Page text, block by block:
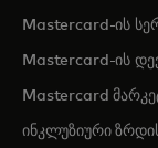
Mastercard-ის
Mastercard-ის
Mastercard
ინკლუზიური